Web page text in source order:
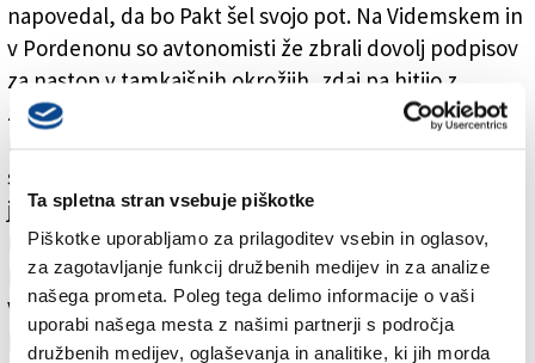
Ta spletna stran vsebuje piškotke
Piškotke uporabljamo za prilagoditev vsebin in oglasov,
za zagotavljanje funkcij družbenih medijev in za analize
našega prometa. Poleg tega delimo informacije o vaši
uporabi našega mesta z našimi partnerji s področja
družbenih medijev, oglaševanja in analitike, ki jih morda
napovedal, da bo Pakt šel svojo pot. Na Videmskem in
v Pordenonu so avtonomisti že zbrali dovolj podpisov
za nastop v tamkajšnih okrožjih, zdaj pa hitijo z
zbiranjem še na Tržaškem in Goriškem.
Pakt se je dalj časa pogajal za zavezništvo s Slovensko
skupnostjo, s svojim poudarjanjem kulturne in
jezikovne pisanosti Furlanije Julijske krajine pa se
nadeja tudi slovenskih glasov. Te bosta skušala
privabiti Franco Strain, ki je na parlamentarnih
volitvah nastopil na listi Skupaj, in pediater v Vidmu,
pobudnik tečajev slovenskega jezika Mario Canciani.